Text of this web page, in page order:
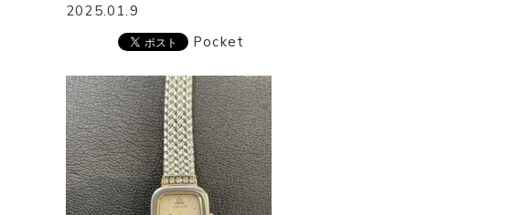
2025.01.9
Pocket